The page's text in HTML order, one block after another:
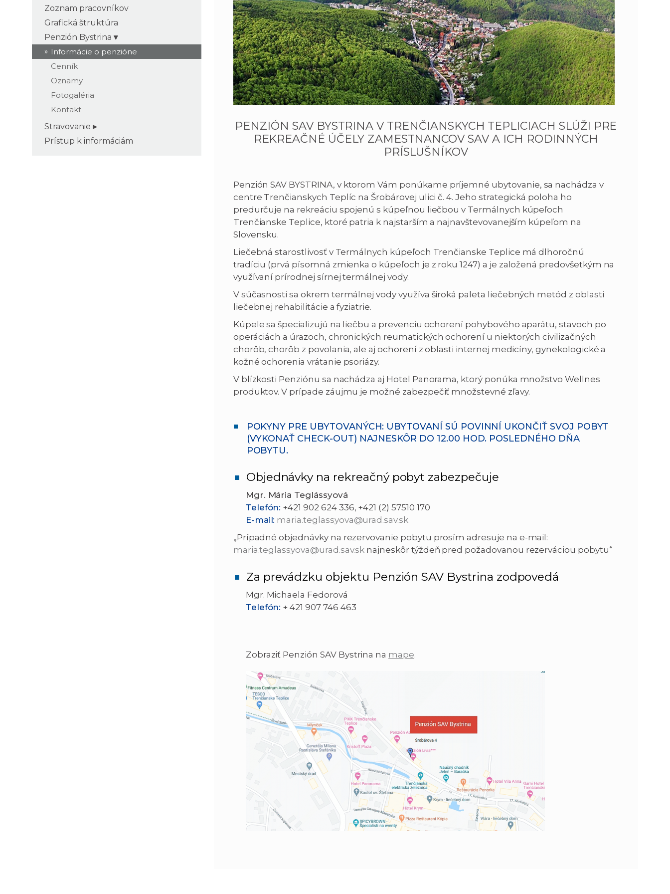
n
i
e
e
x
t
Zoznam pracovníkov
Grafická štruktúra
Penzión Bystrina
Informácie o penzióne
Cenník
Oznamy
Fotogaléria
Kontakt
Stravovanie
Prístup k informáciám
PENZIÓN SAV BYSTRINA V TRENČIANSKYCH TEPLICIACH SLÚŽI PRE
REKREAČNÉ ÚČELY ZAMESTNANCOV SAV A ICH RODINNÝCH
PRÍSLUŠNÍKOV
Penzión SAV BYSTRINA, v ktorom Vám ponúkame príjemné ubytovanie, sa nachádza v
centre Trenčianskych Teplíc na Šrobárovej ulici č. 4. Jeho strategická poloha ho
predurčuje na rekreáciu spojenú s kúpeľnou liečbou v Termálnych kúpeľoch
Trenčianske Teplice, ktoré patria k najstarším a najnavštevovanejším kúpeľom na
Slovensku.
Liečebná starostlivosť v Termálnych kúpeľoch Trenčianske Teplice má dlhoročnú
tradíciu (prvá písomná zmienka o kúpeľoch je z roku 1247) a je založená predovšetkým na
využívaní prírodnej sírnej termálnej vody.
V súčasnosti sa okrem termálnej vody využíva široká paleta liečebných metód z oblasti
liečebnej rehabilitácie a fyziatrie.
Kúpele sa špecializujú na liečbu a prevenciu ochorení pohybového aparátu, stavoch po
operáciách a úrazoch, chronických reumatických ochorení u niektorých civilizačných
chorôb, chorôb z povolania, ale aj ochorení z oblasti internej medicíny, gynekologické a
kožné ochorenia vrátanie psoriázy.
V blízkosti Penziónu sa nachádza aj Hotel Panorama, ktorý ponúka množstvo Wellnes
produktov. V prípade záujmu je možné zabezpečiť množstevné zľavy.
POKYNY PRE UBYTOVANÝCH: UBYTOVANÍ SÚ POVINNÍ UKONČIŤ SVOJ POBYT
(VYKONAŤ CHECK-OUT) NAJNESKÔR DO 12.00 HOD. POSLEDNÉHO DŇA
POBYTU.
Objednávky na rekreačný pobyt zabezpečuje
Mgr. Mária Teglássyová
Telefón: +421 902 624 336, +421 (2) 57510 170
E-mail: maria.teglassyova@urad.sav.sk
„Prípadné objednávky na rezervovanie pobytu prosím adresuje na e-mail:
maria.teglassyova@urad.sav.sk najneskôr týždeň pred požadovanou rezerváciou pobytu“
Za prevádzku objektu Penzión SAV Bystrina zodpovedá
Mgr. Michaela Fedorová
Telefón: + 421 907 746 463
Zobraziť Penzión SAV Bystrina na mape.